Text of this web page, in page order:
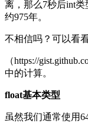
离，那么7秒后int
约975年。
不相信吗？可以看
（https://
中的计算。
float基本类型
虽然我们通常使用